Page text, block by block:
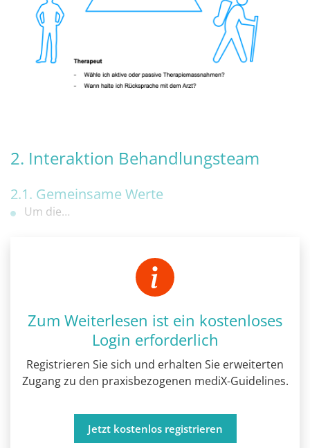
2. Interaktion Behandlungsteam
2.1. Gemeinsame Werte
Um die…
Zum Weiterlesen ist ein kostenloses
Login erforderlich
Registrieren Sie sich und erhalten Sie erweiterten
Zugang zu den praxisbezogenen mediX-Guidelines.
Jetzt kostenlos registrieren